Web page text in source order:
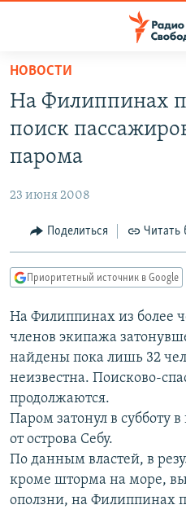
упрощенного
доступа
основному
Вернутся
Вернутся
поиску
МНЕНИЯ
КУЛЬТУРА
КАВКАЗ.РЕАЛИИ
СЕВЕР.РЕАЛИИ
СИБИРЬ.РЕАЛИИ
РАСПИСАНИЕ ВЕЩАНИЯ
ПОДПИШИТЕСЬ НА
СОЦИАЛЬНЫЕ СЕТИ
НОВОСТИ
На Филиппинах
поиск
парома
23 июня 2008
Поделиться Читать
Приоритетный источник в Google
На Филиппинах из более
членов экипажа
найдены пока лишь 32
неизвестна. Поисково-
продолжаются.
Паром затонул в субботу
от острова Себу.
По данным властей, в
кроме шторма на море,
оползни, на Филиппинах